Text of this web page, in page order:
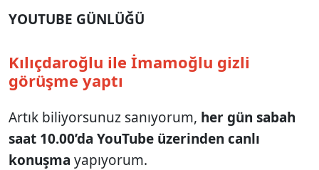
YOUTUBE GÜNLÜĞÜ
Kılıçdaroğlu ile İmamoğlu gizli
görüşme yaptı
Artık biliyorsunuz sanıyorum, her gün sabah
saat 10.00’da YouTube üzerinden canlı
konuşma yapıyorum.